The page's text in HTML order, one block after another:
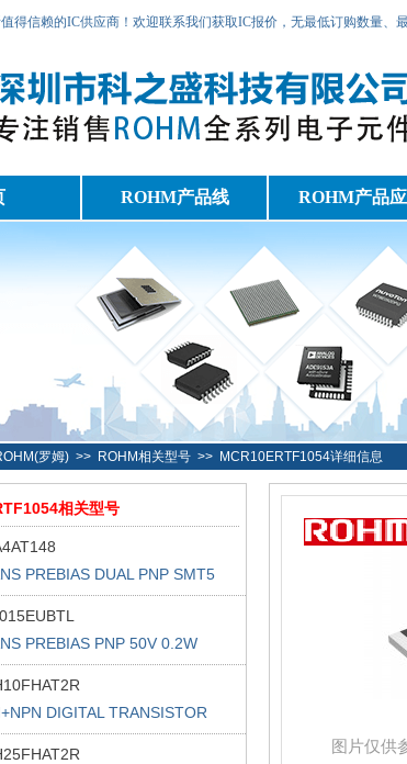
得信赖的IC供应商！欢迎联系我们获取IC报价，无最低订购数量、
ROHM产品线 ROHM产品应
罗姆) >> ROHM相关型号 >> MCR10ERTF1054详细信息
相关型号
PREBIAS DUAL PNP SMT5
PREBIAS PNP 50V 0.2W
DIGITAL TRANSISTOR
图片仅供